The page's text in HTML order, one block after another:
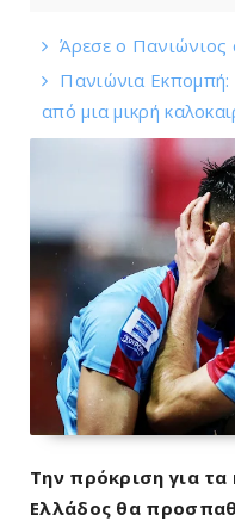
Άρεσε ο Πανιώνιος
Πανιώνια Εκπομπή:
από μια μικρή
Την πρόκριση για
Ελλάδος θα